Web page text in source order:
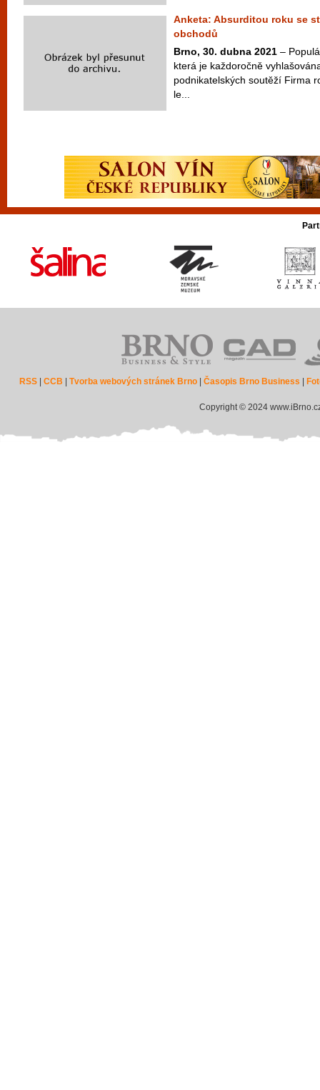
Anketa: Absurditou roku se
obchodů
Brno, 30. dubna 2021 –
která je každoročně
podnikatelských soutěží Firma
le...
RSS |CCB |Tvorba webových stránek Brno |Časopis Brno Business
Copyright © 2024